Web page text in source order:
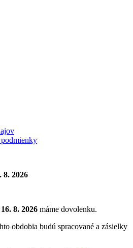
2026
8. 2026 máme dovolenku.
obdobia budú spracované a zásielky